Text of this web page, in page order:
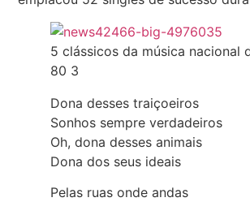
5 clássicos da música nacional
80 3
Dona desses traiçoeiros
Sonhos sempre verdadeiros
Oh, dona desses animais
Dona dos seus ideais
Pelas ruas onde andas